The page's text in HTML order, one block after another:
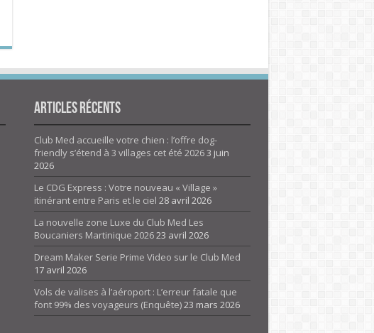
Articles Récents
Club Med accueille votre chien : l’offre dog-
friendly s’étend à 3 villages cet été 20263 juin
2026
Le CDG Express : Votre nouveau « Village »
itinérant entre Paris et le ciel 28 avril 2026
La nouvelle zone Luxe du Club Med Les
Boucaniers Martinique 202623 avril 2026
Dream Maker Serie Prime Video sur le Club Med
17 avril 2026
Vols de valises à l’aéroport : L’erreur fatale que
font 99% des voyageurs (Enquête)23 mars 2026